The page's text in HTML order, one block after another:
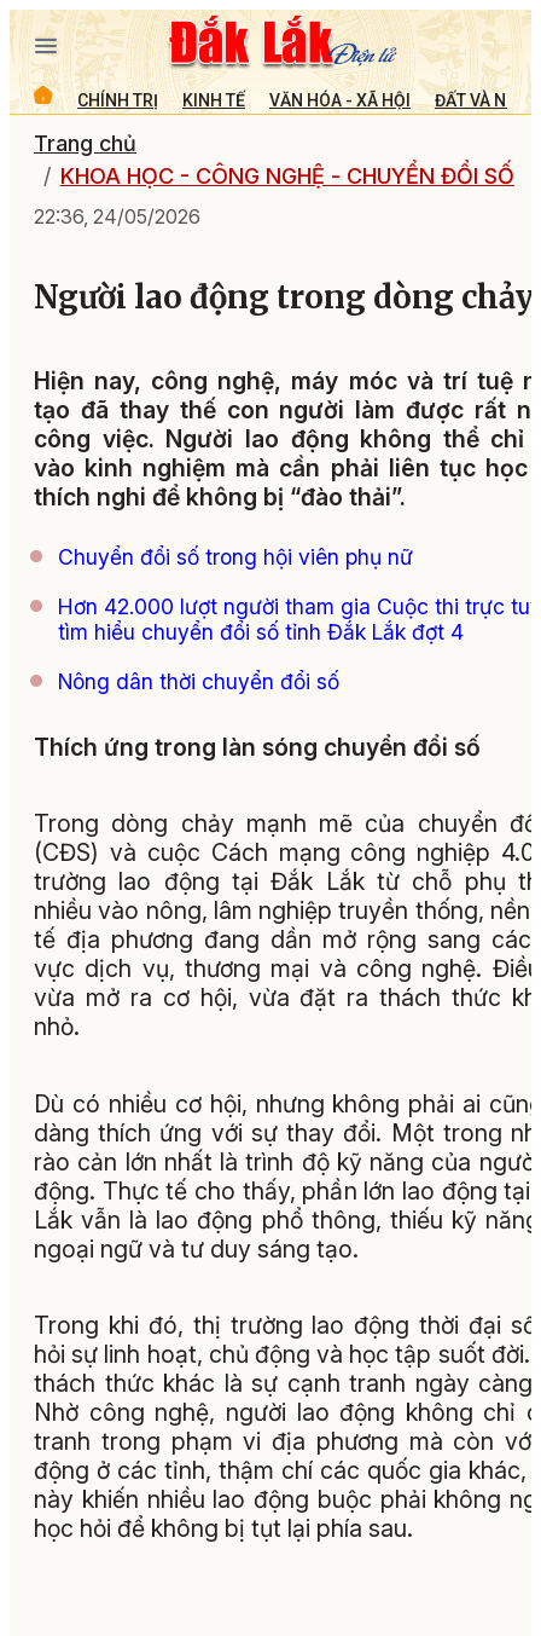
CHÍNH TRỊ KINH TẾ VĂN HÓA - XÃ HỘI ĐẤT VÀ
Trang chủ
KHOA HỌC - CÔNG NGHỆ - CHUYỂN ĐỔI SỐ
22:36, 24/05/2026
Người lao động trong dòng chảy
Hiện nay, công nghệ, máy móc và trí tuệ
tạo đã thay thế con người làm được rất
công việc. Người lao động không thể chỉ
vào kinh nghiệm mà cần phải liên tục học
thích nghi để không bị “đào thải”.
Chuyển đổi số trong hội viên phụ nữ
Hơn 42.000 lượt người tham gia Cuộc thi trực
tìm hiểu chuyển đổi số tỉnh Đắk Lắk đợt 4
Nông dân thời chuyển đổi số
Thích ứng trong làn sóng chuyển đổi số
Trong dòng chảy mạnh mẽ của chuyển
(CĐS) và cuộc Cách mạng công nghiệp
trường lao động tại Đắk Lắk từ chỗ phụ
nhiều vào nông, lâm nghiệp truyền thống, nền
tế địa phương đang dần mở rộng sang các
vực dịch vụ, thương mại và công nghệ.
vừa mở ra cơ hội, vừa đặt ra thách thức
nhỏ.
Dù có nhiều cơ hội, nhưng không phải ai
dàng thích ứng với sự thay đổi. Một trong
rào cản lớn nhất là trình độ kỹ năng của
động. Thực tế cho thấy, phần lớn lao động tại
Lắk vẫn là lao động phổ thông, thiếu kỹ
ngoại ngữ và tư duy sáng tạo.
Trong khi đó, thị trường lao động thời đại
hỏi sự linh hoạt, chủ động và học tập suốt đời.
thách thức khác là sự cạnh tranh ngày càng
Nhờ công nghệ, người lao động không chỉ
tranh trong phạm vi địa phương mà còn
động ở các tỉnh, thậm chí các quốc gia khác,
này khiến nhiều lao động buộc phải không
học hỏi để không bị tụt lại phía sau.